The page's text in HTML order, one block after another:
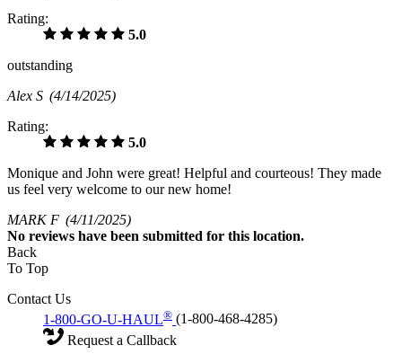
Rating:
5.0
outstanding
Alex S (4/14/2025)
Rating:
5.0
Monique and John were great! Helpful and courteous! They made
us feel very welcome to our new home!
MARK F (4/11/2025)
No reviews have been submitted for this location.
Back
To Top
Contact Us
1-800-GO-U-HAUL® (1-800-468-4285)
Request a Callback